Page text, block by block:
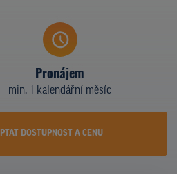
TYPY NOSIČŮ
Z PRAXE
Pronájem
min. 1 kalendářní měsíc
DOSTUPNOST A CENU